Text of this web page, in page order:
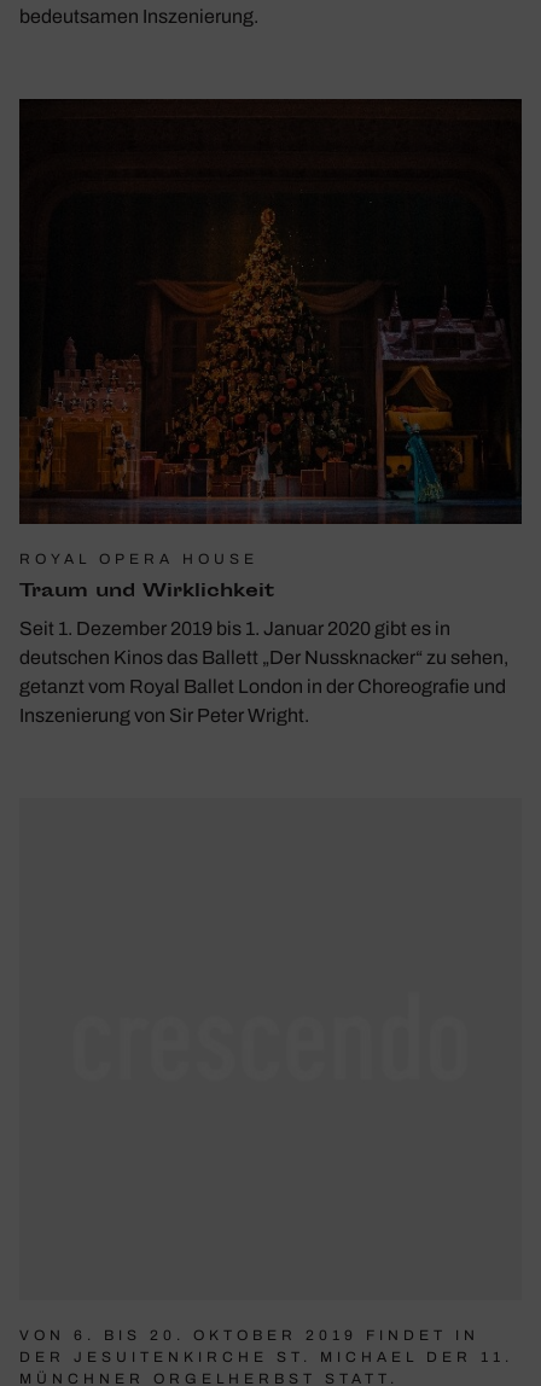
bedeutsamen Inszenierung.
ROYAL OPERA HOUSE
Traum und Wirk­lich­keit
Seit 1. Dezember 2019 bis 1. Januar 2020 gibt es in
deutschen Kinos das Ballett „Der Nussknacker“ zu sehen,
getanzt vom Royal Ballet London in der Choreografie und
Inszenierung von Sir Peter Wright.
VON 6. BIS 20. OKTOBER 2019 FINDET IN
DER JESUITENKIRCHE ST. MICHAEL DER 11.
MÜNCHNER ORGELHERBST STATT.